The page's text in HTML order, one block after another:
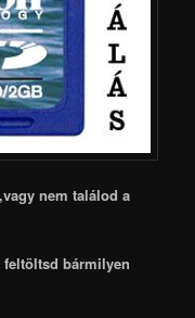
nem találod a
feltöltsd bármilyen